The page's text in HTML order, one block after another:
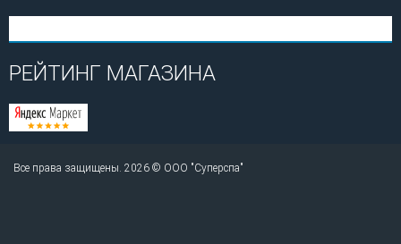
РЕЙТИНГ МАГАЗИНА
Все права защищены. 2026 © ООО "Суперспа"